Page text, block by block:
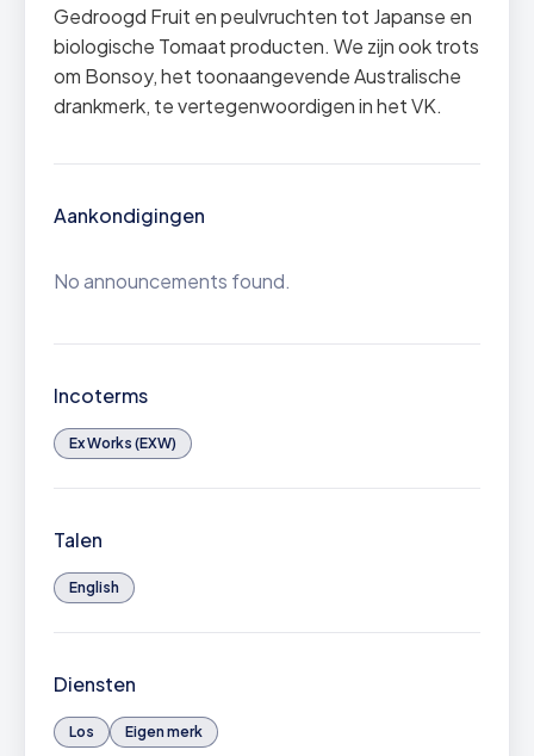
Gedroogd Fruit en peulvruchten tot Japanse en
biologische Tomaat producten. We zijn ook trots
om Bonsoy, het toonaangevende Australische
drankmerk, te vertegenwoordigen in het VK.
Aankondigingen
No announcements found.
Incoterms
Ex Works (EXW)
Talen
English
Diensten
Los Eigen merk